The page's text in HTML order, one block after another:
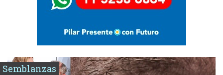
Semblanzas